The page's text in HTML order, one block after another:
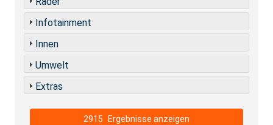
Infotainment
Innen
Umwelt
Extras
2915 Ergebnisse anzeigen